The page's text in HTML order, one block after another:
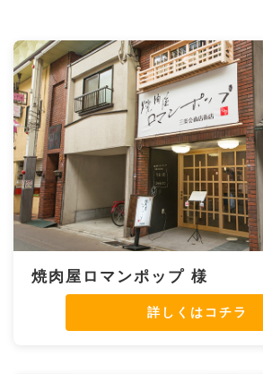
焼肉屋ロマンポップ 様
詳しくはコチラ